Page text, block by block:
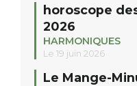
horoscope
2026
HARMONIQUES
Le 19 juin 2026
Le Mange-